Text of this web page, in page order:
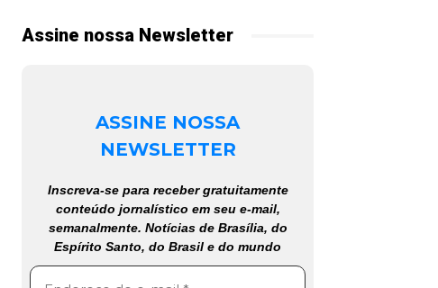
Assine nossa Newsletter
ASSINE NOSSA
NEWSLETTER
Inscreva-se para receber gratuitamente
conteúdo jornalístico em seu e-mail,
semanalmente. Notícias de Brasília, do
Espírito Santo, do Brasil e do mundo